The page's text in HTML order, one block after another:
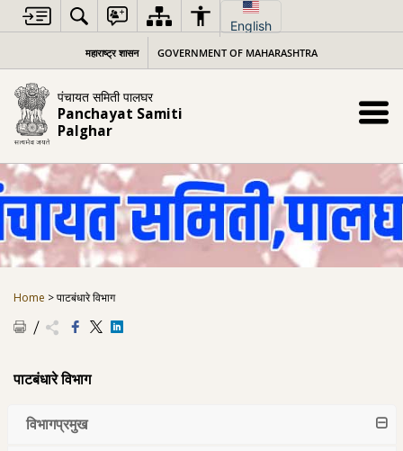
content
English
महाराष्ट्र शासन GOVERNMENT OF MAHARASHTRA
पंचायत समिती पालघर
Panchayat Samiti
Palghar
Home >पाटबंधारे विभाग
पाटबंधारे विभाग
विभागप्रमुख